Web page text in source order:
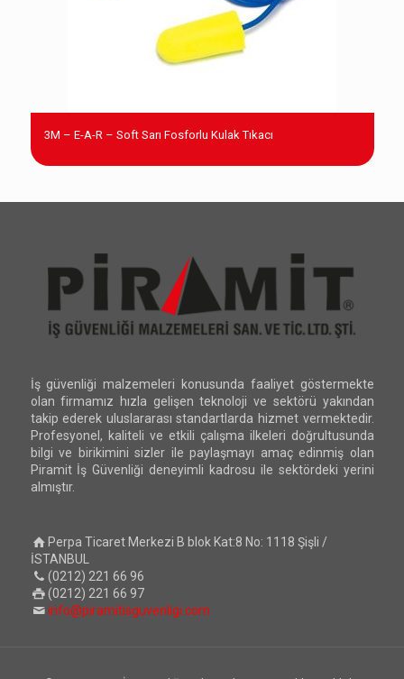
3M – E-A-R – Soft Sarı Fosforlu Kulak Tıkacı
İş güvenliği malzemeleri konusunda faaliyet göstermekte
olan firmamız hızla gelişen teknoloji ve sektörü yakından
takip ederek uluslararası standartlarda hizmet vermektedir.
Profesyonel, kaliteli ve etkili çalışma ilkeleri doğrultusunda
bilgi ve birikimini sizler ile paylaşmayı amaç edinmiş olan
Piramit İş Güvenliği deneyimli kadrosu ile sektördeki yerini
almıştır.
Perpa Ticaret Merkezi B blok Kat:8 No: 1118 Şişli /
İSTANBUL
(0212) 221 66 96
(0212) 221 66 97
info@piramitisguvenligi.com